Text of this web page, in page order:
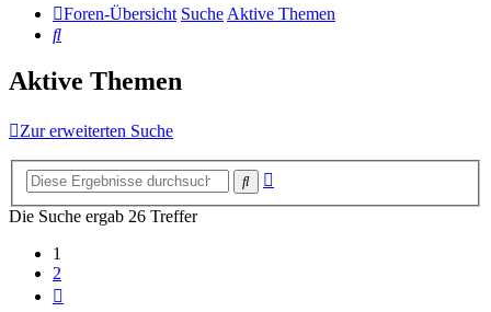
Foren-Übersicht Suche Aktive Themen
Suche
Aktive Themen
Zur erweiterten Suche
Suche
Die Suche ergab 26 Treffer
1
2